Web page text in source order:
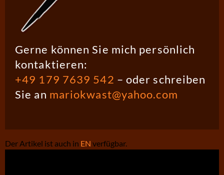
Gerne können Sie mich persönlich
kontaktieren:
+49 179 7639 542 – oder schreiben
Sie an mariokwast@yahoo.com
Der Artikel ist auch in EN verfügbar.